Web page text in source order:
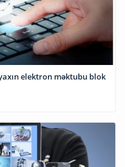
elektron məktubu blok